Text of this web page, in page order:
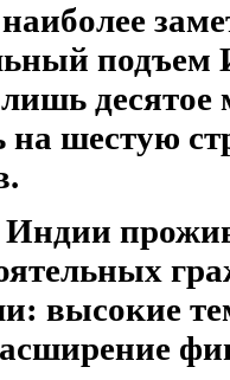
подъем
десятое
на шестую
Индии
высокие